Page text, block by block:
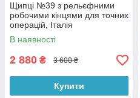
Щипці №39 з рельєфними
робочими кінцями для точних
операцій, Італія
В наявності
2 880 ₴ 3 600 ₴
Купити